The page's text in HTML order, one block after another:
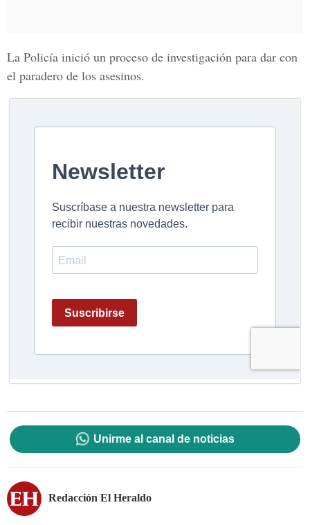
La Policía inició un proceso de investigación para dar con
el paradero de los asesinos.
Unirme al canal de noticias
Redacción El Heraldo